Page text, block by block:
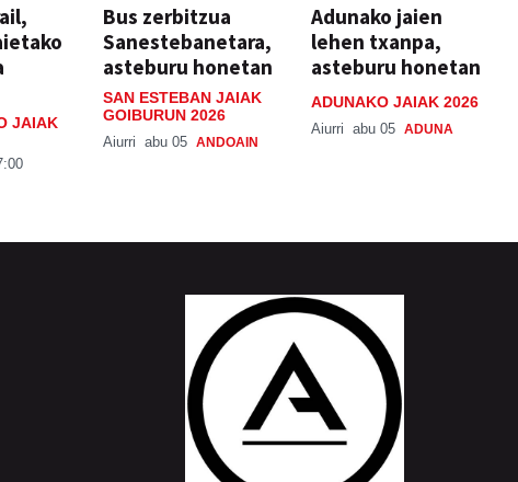
JAIAK
Bus zerbitzua
Sanestebanetara,
asteburu honetan
SAN ESTEBAN JAIAK
GOIBURUN 2026
Aiurri abu 05 ANDOAIN
Adunako jaien
lehen txanpa,
asteburu honetan
ADUNAKO JAIAK 2026
Aiurri abu 05 ADUNA